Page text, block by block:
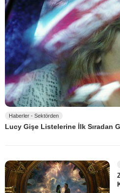
Haberler - Sektörden
Lucy Gişe Listelerine İlk Sıradan